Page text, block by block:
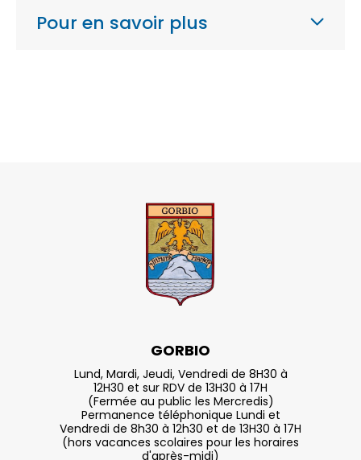
Pour en savoir plus
GORBIO
Lund, Mardi, Jeudi, Vendredi de 8H30 à
12H30 et sur RDV de 13H30 à 17H
(Fermée au public les Mercredis)
Permanence téléphonique Lundi et
Vendredi de 8h30 à 12h30 et de 13H30 à 17H
(hors vacances scolaires pour les horaires
d'après-midi)